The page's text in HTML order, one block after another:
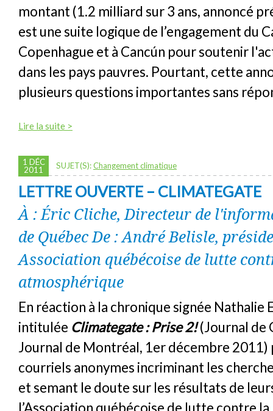
montant (1.2 milliard sur 3 ans, annoncé
est une suite logique de l’engagement du
Copenhague et à Cancún pour soutenir
dans les pays pauvres. Pourtant, cette
plusieurs questions importantes sans
Lire la suite >
1 DÉC
2011
SUJET(S):Changement climatique
LETTRE OUVERTE – CLIMATEGATE
À : Éric Cliche, Directeur de
de Québec De : André Belisle,
Association québécoise de lutte
atmosphérique
En réaction à la chronique signée Nathalie
intitulée Climategate : Prise 2!(Journal de
Journal de Montréal, 1er décembre 2011)
courriels anonymes incriminant les
et semant le doute sur les résultats de
l’Association québécoise de lutte contre